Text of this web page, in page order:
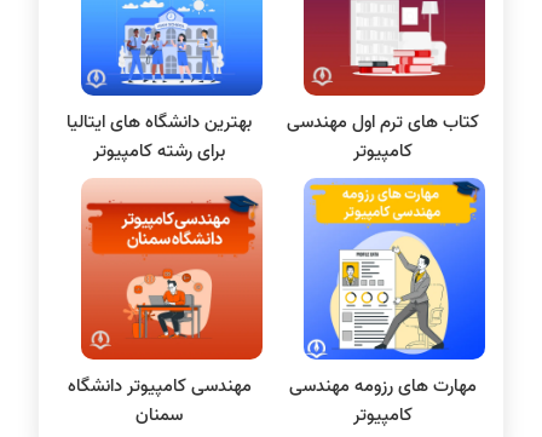
علم داده
مقاله نویسی
بلاکچین
پایگاه داده
الکترونیک دیجیتال
سیستم عامل
نظریه زبانها
سیگنال و سیستمها
کتاب‌ های ترم اول مهندسی
کامپیوتر
بهترین دانشگاه‌ های ایتالیا
برای رشته کامپیوتر
مهارت های رزومه مهندسی
کامپیوتر
مهندسی کامپیوتر دانشگاه
سمنان